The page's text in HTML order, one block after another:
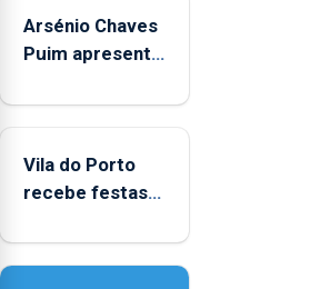
Arsénio Chaves
Puim apresenta
Biblioteca de
Vila do Porto
recebe festas
Nossa Senhora